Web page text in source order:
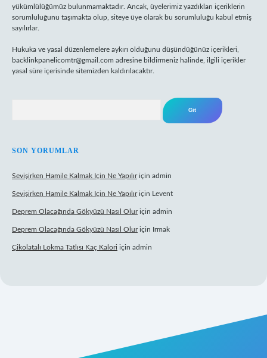
yükümlülüğümüz bulunmamaktadır. Ancak, üyelerimiz yazdıkları içeriklerin
sorumluluğunu taşımakta olup, siteye üye olarak bu sorumluluğu kabul etmiş
sayılırlar.
Hukuka ve yasal düzenlemelere aykırı olduğunu düşündüğünüz içerikleri,
backlinkpanelicomtr@gmail.com adresine bildirmeniz halinde, ilgili içerikler
yasal süre içerisinde sitemizden kaldırılacaktır.
SON YORUMLAR
Sevişirken Hamile Kalmak Için Ne Yapılıriçin admin
Sevişirken Hamile Kalmak Için Ne Yapılıriçin Levent
Deprem Olacağında Gökyüzü Nasıl Oluriçin admin
Deprem Olacağında Gökyüzü Nasıl Oluriçin Irmak
Çikolatalı Lokma Tatlısı Kaç Kalori için admin